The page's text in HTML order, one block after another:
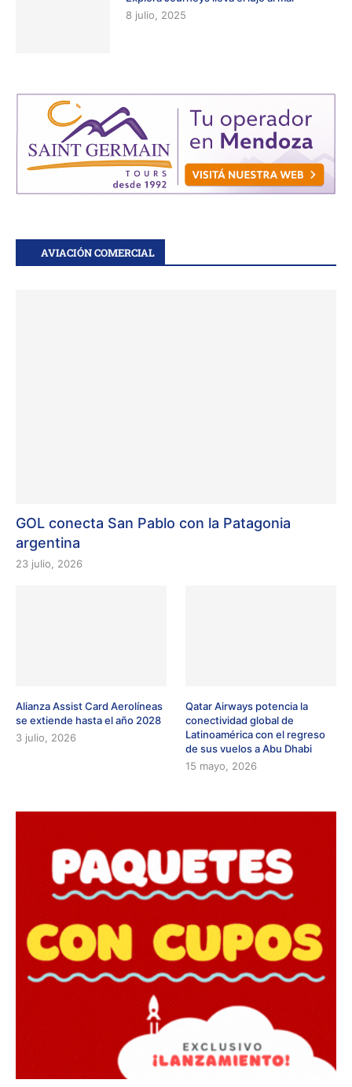
8 julio, 2025
AVIACIÓN COMERCIAL
GOL conecta San Pablo con la Patagonia
argentina
23 julio, 2026
Alianza Assist Card Aerolíneas
se extiende hasta el año 2028
3 julio, 2026
Qatar Airways potencia la
conectividad global de
Latinoamérica con el regreso
de sus vuelos a Abu Dhabi
15 mayo, 2026